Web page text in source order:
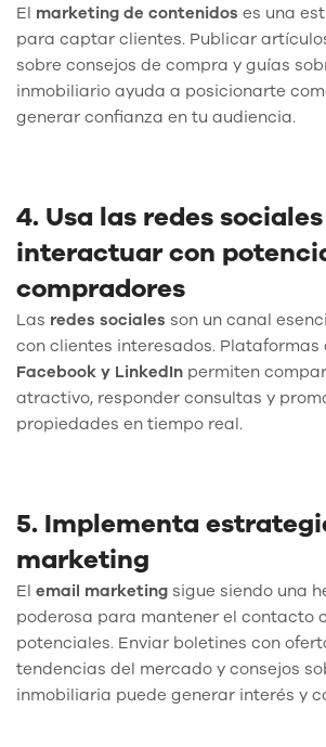
El marketing de contenidos es una
para captar clientes. Publicar
sobre consejos de compra y guías
inmobiliario ayuda a posicionarte
generar confianza en tu audiencia.
4. Usa las redes
interactuar con
compradores
Las redes sociales son un canal
con clientes interesados. Plataformas
Facebook y LinkedIn permiten
atractivo, responder consultas y
propiedades en tiempo real.
5. Implementa
marketing
El email marketing sigue siendo una
poderosa para mantener el contacto
potenciales. Enviar boletines con
tendencias del mercado y consejos
inmobiliaria puede generar interés y